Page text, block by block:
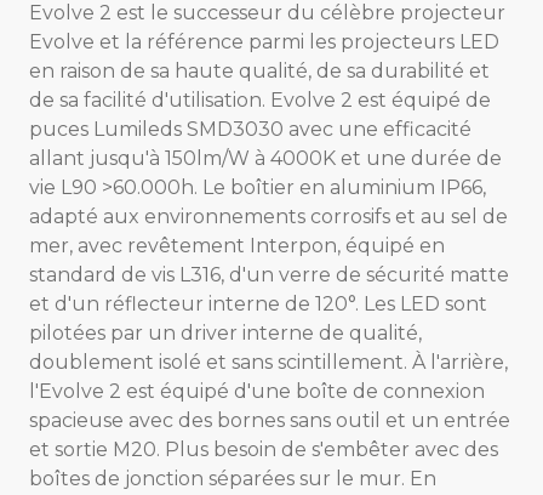
Evolve 2 est le successeur du célèbre projecteur
Evolve et la référence parmi les projecteurs LED
en raison de sa haute qualité, de sa durabilité et
de sa facilité d'utilisation. Evolve 2 est équipé de
puces Lumileds SMD3030 avec une efficacité
allant jusqu'à 150lm/W à 4000K et une durée de
vie L90 >60.000h. Le boîtier en aluminium IP66,
adapté aux environnements corrosifs et au sel de
mer, avec revêtement Interpon, équipé en
standard de vis L316, d'un verre de sécurité matte
et d'un réflecteur interne de 120°. Les LED sont
pilotées par un driver interne de qualité,
doublement isolé et sans scintillement. À l'arrière,
l'Evolve 2 est équipé d'une boîte de connexion
spacieuse avec des bornes sans outil et un entrée
et sortie M20. Plus besoin de s'embêter avec des
boîtes de jonction séparées sur le mur. En